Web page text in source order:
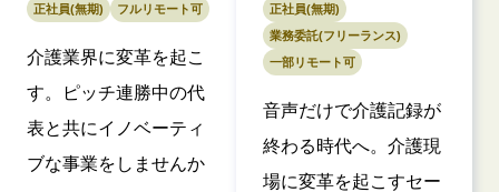
正社員(無期) フルリモート可
介護業界に変革を起こ
す。ピッチ連勝中の代
表と共にイノベーティ
ブな事業をしませんか
正社員(無期)
業務委託(フリーランス)
一部リモート可
音声だけで介護記録が
終わる時代へ。介護現
場に変革を起こすセー